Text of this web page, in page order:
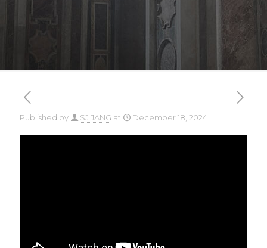
Published by SJ JANG at December 18, 2024